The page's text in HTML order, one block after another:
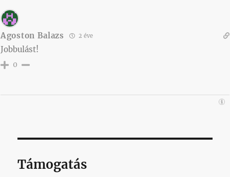
Agoston Balazs 2 éve
Jobbulást!
0
Támogatás